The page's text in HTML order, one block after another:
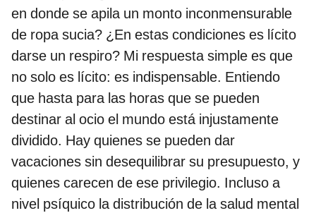
en donde se apila un monto inconmensurable
de ropa sucia? ¿En estas condiciones es lícito
darse un respiro? Mi respuesta simple es que
no solo es lícito: es indispensable. Entiendo
que hasta para las horas que se pueden
destinar al ocio el mundo está injustamente
dividido. Hay quienes se pueden dar
vacaciones sin desequilibrar su presupuesto, y
quienes carecen de ese privilegio. Incluso a
nivel psíquico la distribución de la salud mental